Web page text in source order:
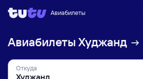
Авиабилеты
Авиабилеты Худжанд
Откуда